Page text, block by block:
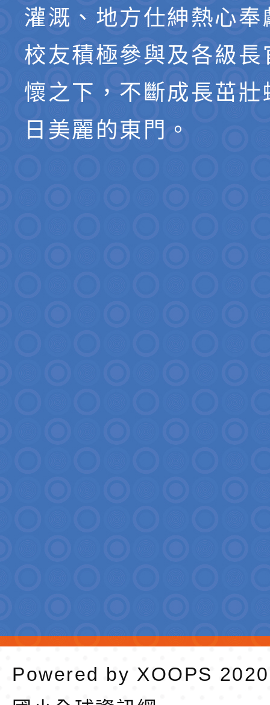
灌溉、地方仕紳熱心奉
校友積極參與及各級長
懷之下，不斷成長茁壯
日美麗的東門。
Powered by XOOPS